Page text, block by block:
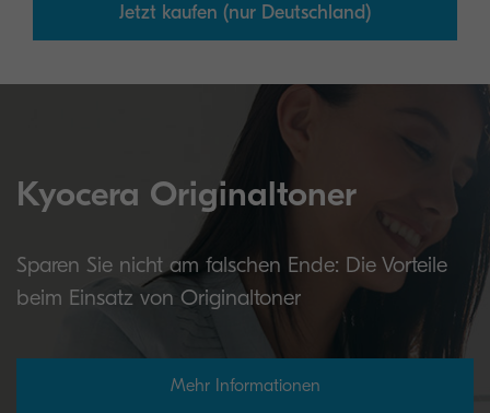
Jetzt kaufen (nur Deutschland)
Kyocera Originaltoner
Sparen Sie nicht am falschen Ende: Die Vorteile
beim Einsatz von Originaltoner
Mehr Informationen